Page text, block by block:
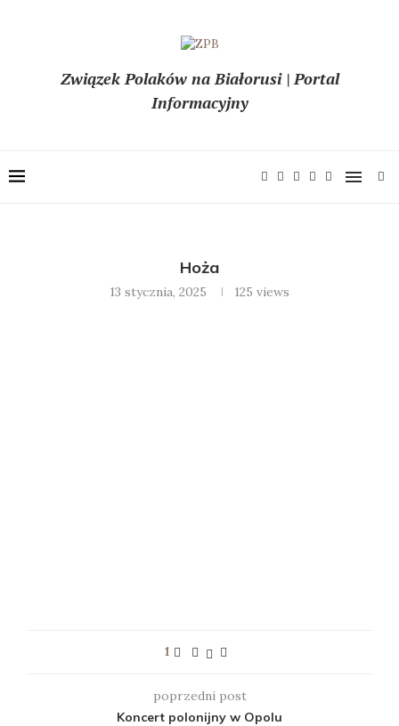
Związek Polaków na Białorusi | Portal
Informacyjny
Hoża
13 stycznia, 2025 125 views
1
poprzedni post
Koncert polonijny w Opolu